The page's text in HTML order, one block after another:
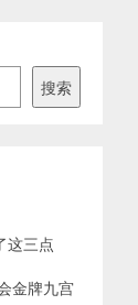
搜索
这三点
金牌九宫